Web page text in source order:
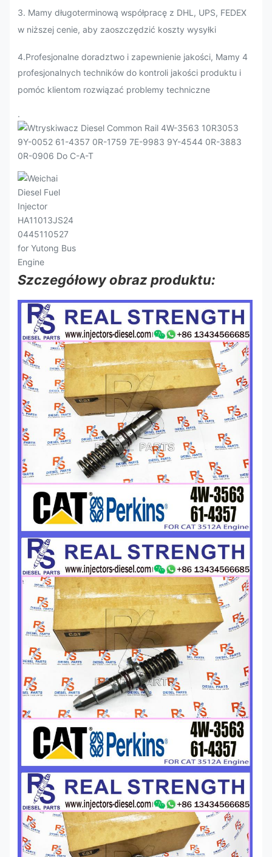
3. Mamy długoterminową współpracę z DHL, UPS, FEDEX
w niższej cenie, aby zaoszczędzić koszty wysyłki
4.Profesjonalne doradztwo i zapewnienie jakości, Mamy 4
profesjonalnych techników do kontroli jakości produktu i
pomóc klientom rozwiązać problemy techniczne
.
Szczegółowy obraz produktu: